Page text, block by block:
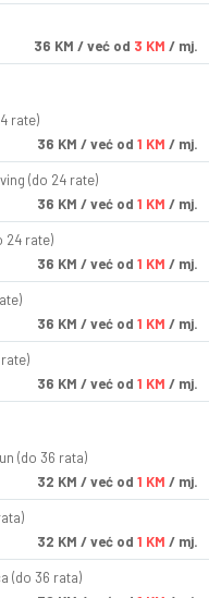
36 KM / već od 3 KM / mj.
rate)
36 KM / već od 1 KM / mj.
(do 24 rate)
36 KM / već od 1 KM / mj.
24 rate)
36 KM / već od 1 KM / mj.
36 KM / već od 1 KM / mj.
36 KM / već od 1 KM / mj.
(do 36 rata)
32 KM / već od 1 KM / mj.
32 KM / već od 1 KM / mj.
(do 36 rata)